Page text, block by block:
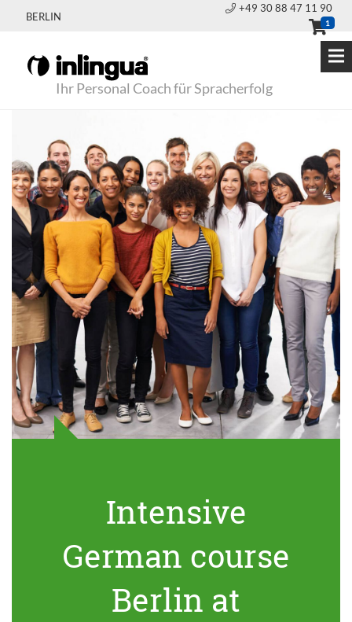
BERLIN
+49 30 88 47 11 90
1
Ihr Personal Coach für Spracherfolg
Intensive
German course
Berlin at